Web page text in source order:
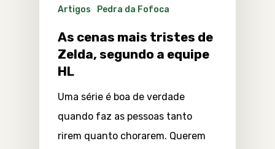
Artigos Pedra da Fofoca
As cenas mais tristes de
Zelda, segundo a equipe
HL
Uma série é boa de verdade
quando faz as pessoas tanto
rirem quanto chorarem. Querem